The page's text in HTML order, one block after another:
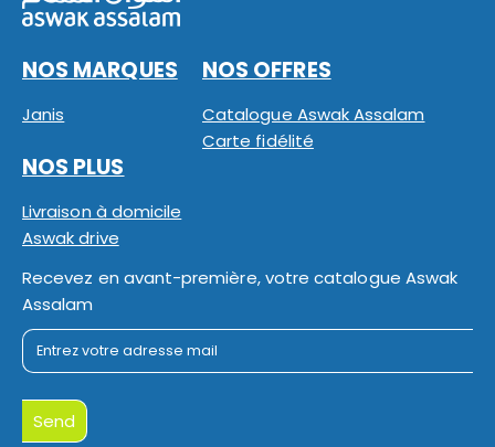
NOS MARQUES
Janis
NOS OFFRES
Catalogue Aswak Assalam
Carte fidélité
NOS PLUS
Livraison à domicile
Aswak drive
Recevez en avant-première, votre catalogue Aswak
Assalam